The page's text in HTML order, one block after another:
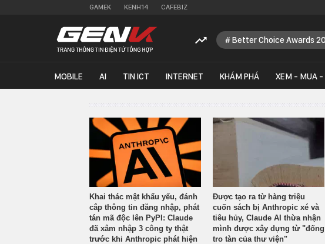
GAMEK KENH14 CAFEBIZ
Better Choice Awards
MOBILE AI TIN ICT INTERNET KHÁM PHÁ XEM - MUA -
Khai thác mật khẩu yếu, đánh
cắp thông tin đăng nhập, phát
tán mã độc lên PyPI: Claude
đã xâm nhập 3 công ty thật
trước khi Anthropic phát hiện
Được tạo ra từ hàng triệu
cuốn sách bị Anthropic xé và
tiêu hủy, Claude AI thừa nhận
mình được xây dựng từ "đống
tro tàn của thư viện"